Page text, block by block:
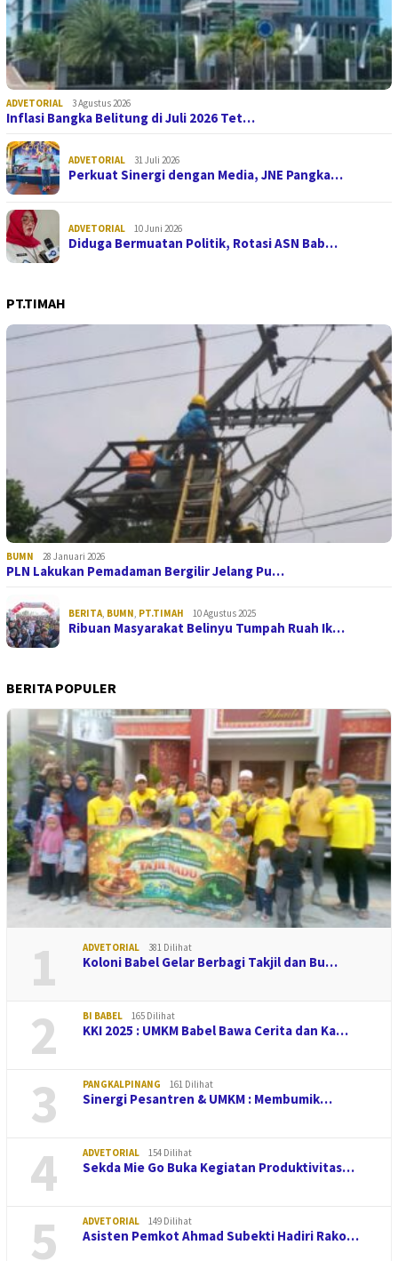
ADVETORIAL 3 Agustus 2026
Inflasi Bangka Belitung di Juli 2026 Tet…
ADVETORIAL 31 Juli 2026
Perkuat Sinergi dengan Media, JNE Pangka…
ADVETORIAL 10 Juni 2026
Diduga Bermuatan Politik, Rotasi ASN Bab…
PT.TIMAH
BUMN 28 Januari 2026
PLN Lakukan Pemadaman Bergilir Jelang Pu…
BERITA BUMN PT.TIMAH 10 Agustus 2025
Ribuan Masyarakat Belinyu Tumpah Ruah Ik…
BERITA POPULER
1 ADVETORIAL 381 Dilihat
Koloni Babel Gelar Berbagi Takjil dan Bu…
2 BI BABEL 165 Dilihat
KKI 2025 : UMKM Babel Bawa Cerita dan Ka…
3 PANGKALPINANG 161 Dilihat
Sinergi Pesantren & UMKM : Membumik…
4 ADVETORIAL 154 Dilihat
Sekda Mie Go Buka Kegiatan Produktivitas…
5 ADVETORIAL 149 Dilihat
Asisten Pemkot Ahmad Subekti Hadiri Rako…